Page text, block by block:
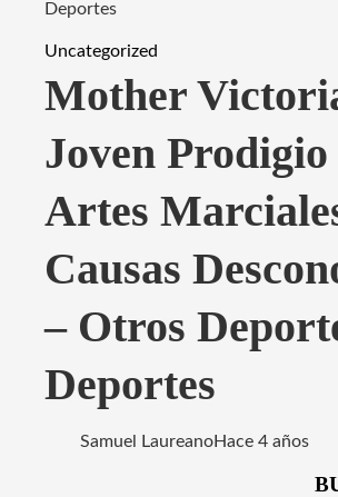
Deportes
Uncategorized
Mother
Joven Prodigio
Artes
Causas
– Otros
Deportes
Samuel LaureanoHace 4 años